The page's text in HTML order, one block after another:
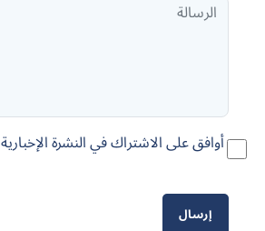
أوافق على الاشتراك في النشرة الإخبارية